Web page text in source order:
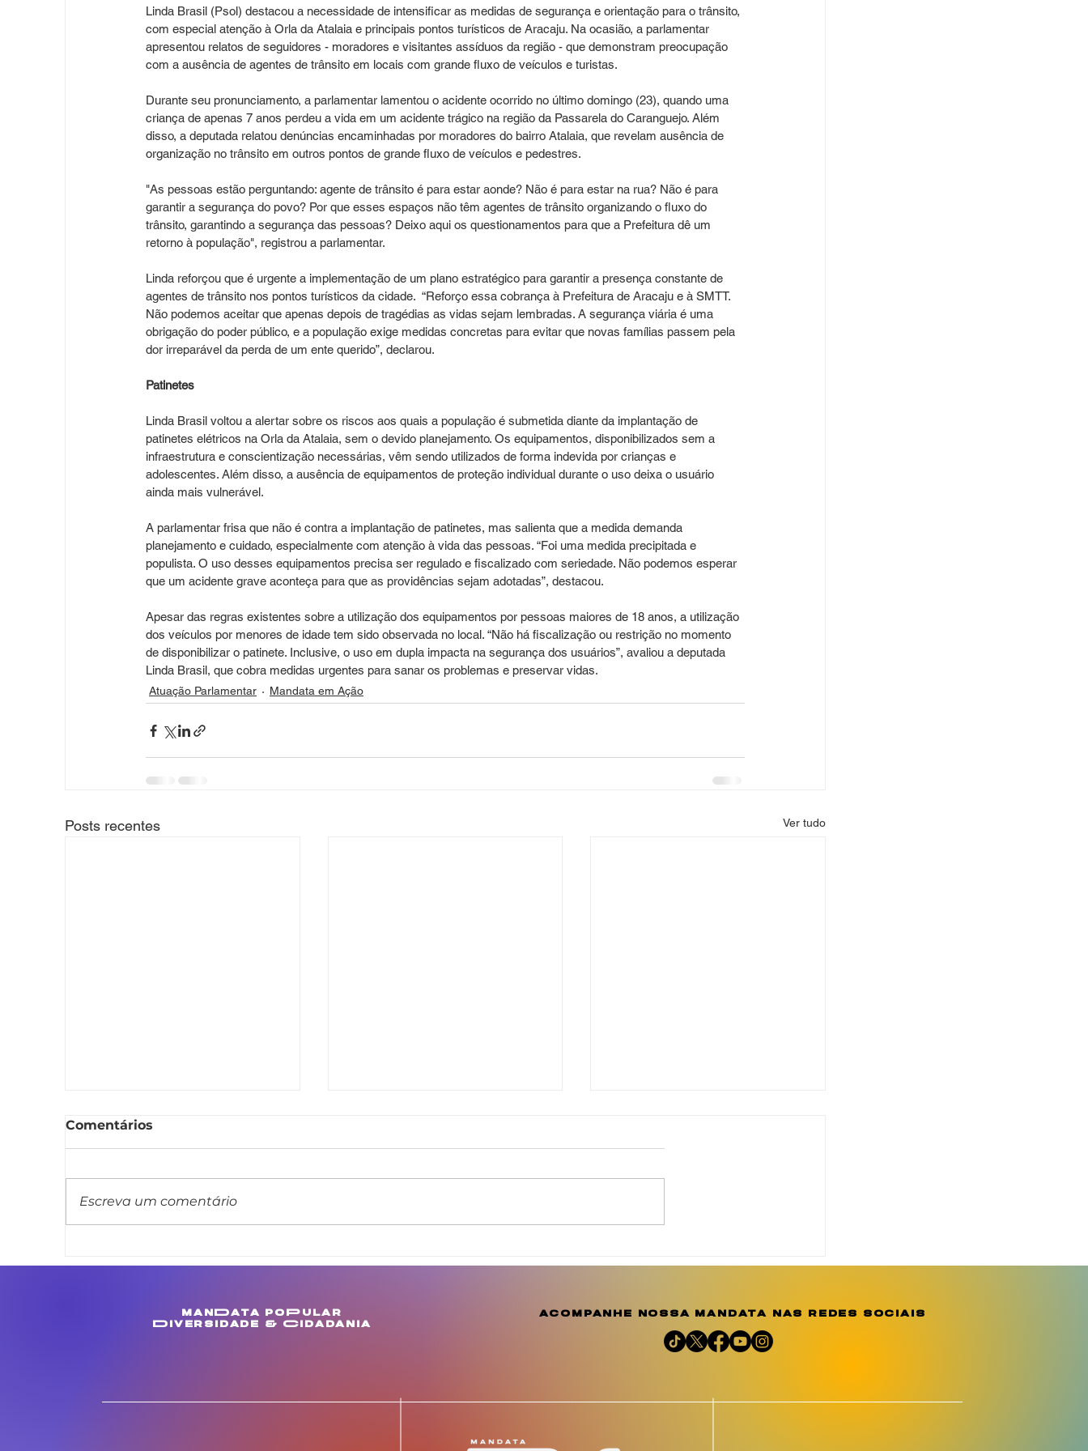
Linda Brasil (Psol) destacou a necessidade de intensificar as medidas de segurança e orientação para o trânsito,
com especial atenção à Orla da Atalaia e principais pontos turísticos de Aracaju. Na ocasião, a parlamentar
apresentou relatos de seguidores - moradores e visitantes assíduos da região - que demonstram preocupação
com a ausência de agentes de trânsito em locais com grande fluxo de veículos e turistas.
Durante seu pronunciamento, a parlamentar lamentou o acidente ocorrido no último domingo (23), quando uma
criança de apenas 7 anos perdeu a vida em um acidente trágico na região da Passarela do Caranguejo. Além
disso, a deputada relatou denúncias encaminhadas por moradores do bairro Atalaia, que revelam ausência de
organização no trânsito em outros pontos de grande fluxo de veículos e pedestres.
"As pessoas estão perguntando: agente de trânsito é para estar aonde? Não é para estar na rua? Não é para
garantir a segurança do povo? Por que esses espaços não têm agentes de trânsito organizando o fluxo do
trânsito, garantindo a segurança das pessoas? Deixo aqui os questionamentos para que a Prefeitura dê um
retorno à população", registrou a parlamentar.
Linda reforçou que é urgente a implementação de um plano estratégico para garantir a presença constante de
agentes de trânsito nos pontos turísticos da cidade.  “Reforço essa cobrança à Prefeitura de Aracaju e à SMTT.
Não podemos aceitar que apenas depois de tragédias as vidas sejam lembradas. A segurança viária é uma
obrigação do poder público, e a população exige medidas concretas para evitar que novas famílias passem pela
dor irreparável da perda de um ente querido”, declarou.
Patinetes
Linda Brasil voltou a alertar sobre os riscos aos quais a população é submetida diante da implantação de
patinetes elétricos na Orla da Atalaia, sem o devido planejamento. Os equipamentos, disponibilizados sem a
infraestrutura e conscientização necessárias, vêm sendo utilizados de forma indevida por crianças e
adolescentes. Além disso, a ausência de equipamentos de proteção individual durante o uso deixa o usuário
ainda mais vulnerável.
A parlamentar frisa que não é contra a implantação de patinetes, mas salienta que a medida demanda
planejamento e cuidado, especialmente com atenção à vida das pessoas. “Foi uma medida precipitada e
populista. O uso desses equipamentos precisa ser regulado e fiscalizado com seriedade. Não podemos esperar
que um acidente grave aconteça para que as providências sejam adotadas”, destacou.
Apesar das regras existentes sobre a utilização dos equipamentos por pessoas maiores de 18 anos, a utilização
dos veículos por menores de idade tem sido observada no local. “Não há fiscalização ou restrição no momento
de disponibilizar o patinete. Inclusive, o uso em dupla impacta na segurança dos usuários”, avaliou a deputada
Linda Brasil, que cobra medidas urgentes para sanar os problemas e preservar vidas.
Atuação Parlamentar Mandata em Ação
Posts recentes Ver tudo
projeto de lei que veda
estaduais
melhorias para
em Estância
a conscientização e
aleitamento humano
Comentários
Escreva um comentário
manData poPular
Diversidade & Cidadania
acompanhe nossa mandata nas redes sociais